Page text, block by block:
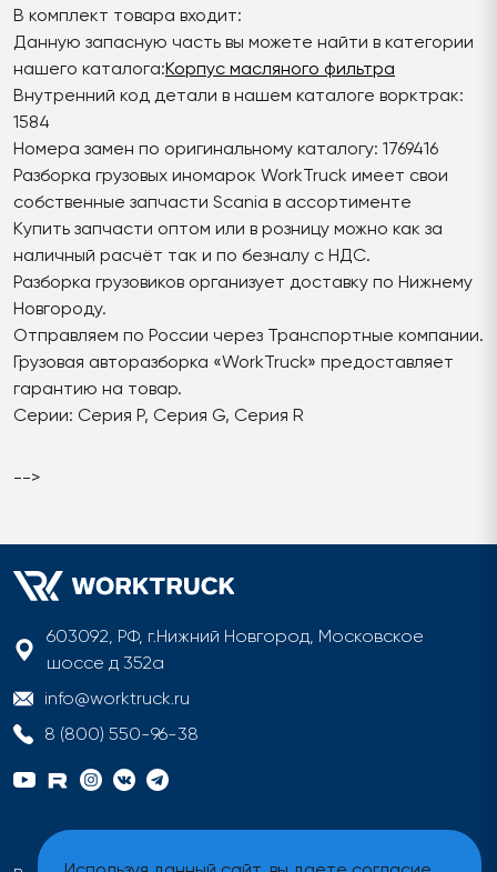
В комплект товара входит:
Данную запасную часть вы можете найти в категории
нашего каталога:Корпус масляного фильтра
Внутренний код детали в нашем каталоге ворктрак:
1584
Номера замен по оригинальному каталогу: 1769416
Разборка грузовых иномарок WorkTruck имеет свои
собственные запчасти Scania в ассортименте
Купить запчасти оптом или в розницу можно как за
наличный расчёт так и по безналу с НДС.
Разборка грузовиков организует доставку по Нижнему
Новгороду.
Отправляем по России через Транспортные компании.
Грузовая авторазборка «WorkTruck» предоставляет
гарантию на товар.
Серии: Серия P, Серия G, Серия R
-->
603092, РФ, г.Нижний Новгород, Московское
шоссе д 352а
info@worktruck.ru
8 (800) 550-96-38